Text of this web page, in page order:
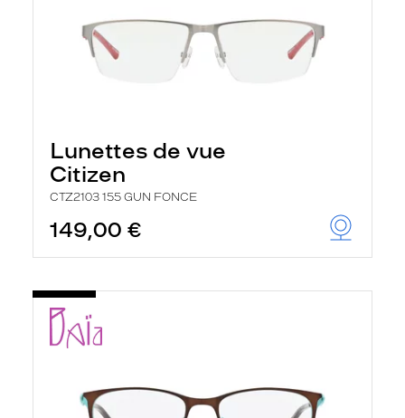
Lunettes de vue
Citizen
CTZ2103 155 GUN FONCE
149,00 €